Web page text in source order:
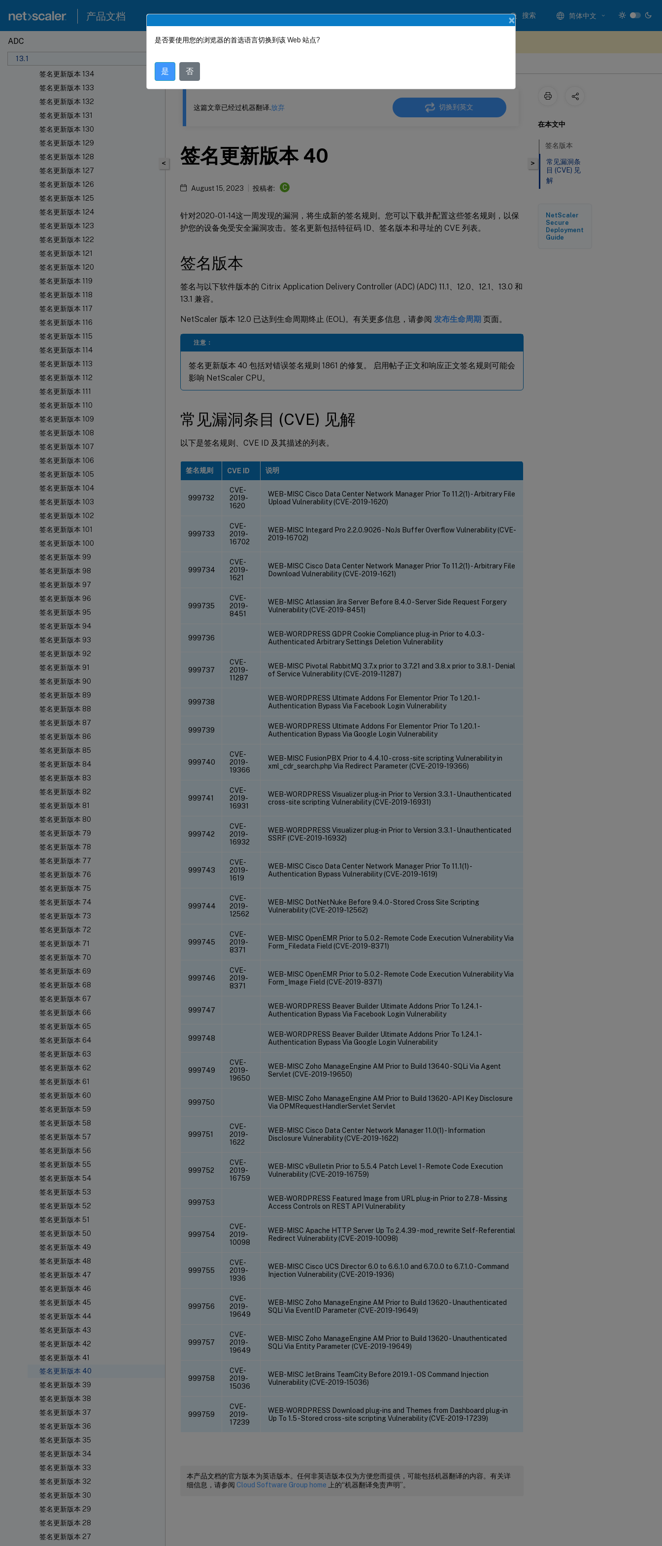
产品文档 搜索 简体中文
ADC
13.1
签名更新版本 134
签名更新版本 133
签名更新版本 132
签名更新版本 131
签名更新版本 130
签名更新版本 129
签名更新版本 128
签名更新版本 127
签名更新版本 126
签名更新版本 125
签名更新版本 124
签名更新版本 123
签名更新版本 122
签名更新版本 121
签名更新版本 120
签名更新版本 119
签名更新版本 118
签名更新版本 117
签名更新版本 116
签名更新版本 115
签名更新版本 114
签名更新版本 113
签名更新版本 112
签名更新版本 111
签名更新版本 110
签名更新版本 109
签名更新版本 108
签名更新版本 107
签名更新版本 106
签名更新版本 105
签名更新版本 104
签名更新版本 103
签名更新版本 102
签名更新版本 101
签名更新版本 100
签名更新版本 99
签名更新版本 98
签名更新版本 97
签名更新版本 96
签名更新版本 95
签名更新版本 94
签名更新版本 93
签名更新版本 92
签名更新版本 91
签名更新版本 90
签名更新版本 89
签名更新版本 88
签名更新版本 87
签名更新版本 86
签名更新版本 85
签名更新版本 84
签名更新版本 83
签名更新版本 82
签名更新版本 81
签名更新版本 80
签名更新版本 79
签名更新版本 78
签名更新版本 77
签名更新版本 76
签名更新版本 75
签名更新版本 74
签名更新版本 73
签名更新版本 72
签名更新版本 71
签名更新版本 70
签名更新版本 69
签名更新版本 68
签名更新版本 67
签名更新版本 66
签名更新版本 65
签名更新版本 64
签名更新版本 63
签名更新版本 62
签名更新版本 61
签名更新版本 60
签名更新版本 59
签名更新版本 58
签名更新版本 57
签名更新版本 56
签名更新版本 55
签名更新版本 54
签名更新版本 53
签名更新版本 52
签名更新版本 51
签名更新版本 50
签名更新版本 49
签名更新版本 48
签名更新版本 47
签名更新版本 46
签名更新版本 45
签名更新版本 44
签名更新版本 43
签名更新版本 42
签名更新版本 41
签名更新版本 40
签名更新版本 39
签名更新版本 38
签名更新版本 37
签名更新版本 36
签名更新版本 35
签名更新版本 34
签名更新版本 33
签名更新版本 32
签名更新版本 30
签名更新版本 29
签名更新版本 28
签名更新版本 27
此内容已经过机器动态翻译。
<
这篇文章已经过机器翻译.放弃 切换到英文
签名更新版本 40
August 15, 2023 投稿者: C
针对2020-01-14这一周发现的漏洞，将生成新的签名规则。您可以下载并配置这些签名规则，以保
护您的设备免受安全漏洞攻击。签名更新包括特征码 ID、签名版本和寻址的 CVE 列表。
签名版本
签名与以下软件版本的 Citrix Application Delivery Controller (ADC) (ADC) 11.1、12.0、12.1、13.0 和
13.1 兼容。
NetScaler 版本 12.0 已达到生命周期终止 (EOL)。有关更多信息，请参阅 发布生命周期 页面。
注意：
签名更新版本 40 包括对错误签名规则 1861 的修复。 启用帖子正文和响应正文签名规则可能会
影响 NetScaler CPU。
常见漏洞条目 (CVE) 见解
以下是签名规则、CVE ID 及其描述的列表。
签名规则 CVE ID 说明
999732
CVE-
2019-
1620
WEB-MISC Cisco Data Center Network Manager Prior To 11.2(1) - Arbitrary File
Upload Vulnerability (CVE-2019-1620)
999733
CVE-
2019-
16702
WEB-MISC Integard Pro 2.2.0.9026 - NoJs Buffer Overflow Vulnerability (CVE-
2019-16702)
999734
CVE-
2019-
1621
WEB-MISC Cisco Data Center Network Manager Prior To 11.2(1) - Arbitrary File
Download Vulnerability (CVE-2019-1621)
999735
CVE-
2019-
8451
WEB-MISC Atlassian Jira Server Before 8.4.0 - Server Side Request Forgery
Vulnerability (CVE-2019-8451)
999736
WEB-WORDPRESS GDPR Cookie Compliance plug-in Prior to 4.0.3 -
Authenticated Arbitrary Settings Deletion Vulnerability
999737
CVE-
2019-
11287
WEB-MISC Pivotal RabbitMQ 3.7.x prior to 3.7.21 and 3.8.x prior to 3.8.1 - Denial
of Service Vulnerability (CVE-2019-11287)
999738
WEB-WORDPRESS Ultimate Addons For Elementor Prior To 1.20.1 -
Authentication Bypass Via Facebook Login Vulnerability
999739
WEB-WORDPRESS Ultimate Addons For Elementor Prior To 1.20.1 -
Authentication Bypass Via Google Login Vulnerability
999740
CVE-
2019-
19366
WEB-MISC FusionPBX Prior to 4.4.10 - cross-site scripting Vulnerability in
xml_cdr_search.php Via Redirect Parameter (CVE-2019-19366)
999741
CVE-
2019-
16931
WEB-WORDPRESS Visualizer plug-in Prior to Version 3.3.1 - Unauthenticated
cross-site scripting Vulnerability (CVE-2019-16931)
999742
CVE-
2019-
16932
WEB-WORDPRESS Visualizer plug-in Prior to Version 3.3.1 - Unauthenticated
SSRF (CVE-2019-16932)
999743
CVE-
2019-
1619
WEB-MISC Cisco Data Center Network Manager Prior To 11.1(1) -
Authentication Bypass Vulnerability (CVE-2019-1619)
999744
CVE-
2019-
12562
WEB-MISC DotNetNuke Before 9.4.0 - Stored Cross Site Scripting
Vulnerability (CVE-2019-12562)
999745
CVE-
2019-
8371
WEB-MISC OpenEMR Prior to 5.0.2 - Remote Code Execution Vulnerability Via
Form_Filedata Field (CVE-2019-8371)
999746
CVE-
2019-
8371
WEB-MISC OpenEMR Prior to 5.0.2 - Remote Code Execution Vulnerability Via
Form_Image Field (CVE-2019-8371)
999747
WEB-WORDPRESS Beaver Builder Ultimate Addons Prior To 1.24.1 -
Authentication Bypass Via Facebook Login Vulnerability
999748
WEB-WORDPRESS Beaver Builder Ultimate Addons Prior To 1.24.1 -
Authentication Bypass Via Google Login Vulnerability
999749
CVE-
2019-
19650
WEB-MISC Zoho ManageEngine AM Prior to Build 13640 - SQLi Via Agent
Servlet (CVE-2019-19650)
999750
WEB-MISC Zoho ManageEngine AM Prior to Build 13620 - API Key Disclosure
Via OPMRequestHandlerServlet Servlet
999751
CVE-
2019-
1622
WEB-MISC Cisco Data Center Network Manager 11.0(1) - Information
Disclosure Vulnerability (CVE-2019-1622)
999752
CVE-
2019-
16759
WEB-MISC vBulletin Prior to 5.5.4 Patch Level 1 - Remote Code Execution
Vulnerability (CVE-2019-16759)
999753
WEB-WORDPRESS Featured Image from URL plug-in Prior to 2.7.8 - Missing
Access Controls on REST API Vulnerability
999754
CVE-
2019-
10098
WEB-MISC Apache HTTP Server Up To 2.4.39 - mod_rewrite Self-Referential
Redirect Vulnerability (CVE-2019-10098)
999755
CVE-
2019-
1936
WEB-MISC Cisco UCS Director 6.0 to 6.6.1.0 and 6.7.0.0 to 6.7.1.0 - Command
Injection Vulnerability (CVE-2019-1936)
999756
CVE-
2019-
19649
WEB-MISC Zoho ManageEngine AM Prior to Build 13620 - Unauthenticated
SQLi Via EventID Parameter (CVE-2019-19649)
999757
CVE-
2019-
19649
WEB-MISC Zoho ManageEngine AM Prior to Build 13620 - Unauthenticated
SQLi Via Entity Parameter (CVE-2019-19649)
999758
CVE-
2019-
15036
WEB-MISC JetBrains TeamCity Before 2019.1 - OS Command Injection
Vulnerability (CVE-2019-15036)
999759
CVE-
2019-
17239
WEB-WORDPRESS Download plug-ins and Themes from Dashboard plug-in
Up To 1.5 - Stored cross-site scripting Vulnerability (CVE-2019-17239)
本产品文档的官方版本为英语版本。任何非英语版本仅为方便您而提供，可能包括机器翻译的内容。有关详
细信息，请参阅 Cloud Software Group home 上的“机器翻译免责声明”。
>
在本文中
签名版本
常见漏洞条
目 (CVE) 见
解
NetScaler
Secure
Deployment
Guide
×
是否要使用您的浏览器的首选语言切换到该 Web 站点?
是 否